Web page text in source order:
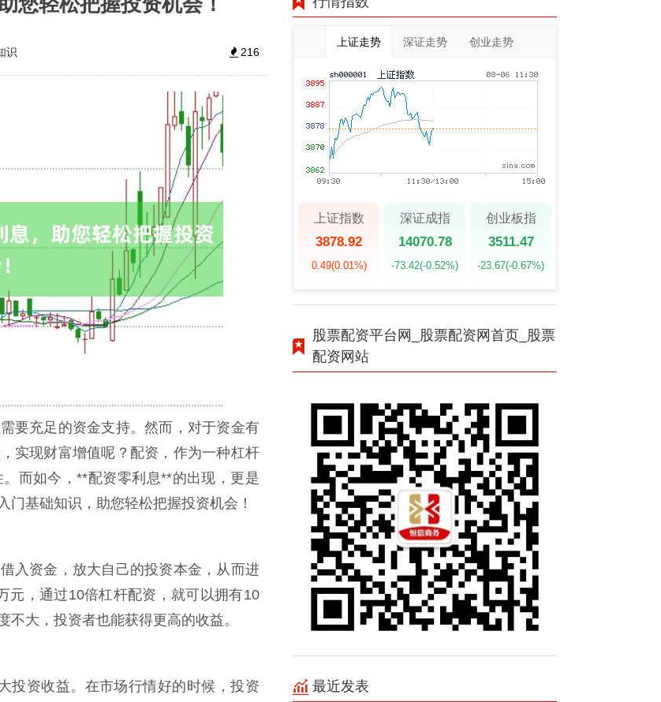
识 216
要充足的资金支持。然而，对于资金有
实现财富增值呢？配资，作为一种杠杆
而如今，**配资零利息**的出现，更是
基础知识，助您轻松把握投资机会！
入资金，放大自己的投资本金，从而进
元，通过10倍杠杆配资，就可以拥有10
大，投资者也能获得更高的收益。
投资收益。在市场行情好的时候，投资
上证走势 深证走势 创业走势
上证指数
3878.92
0.49(0.01%)
深证成指
14070.78
-73.42(-0.52%)
创业板指
3511.47
-23.67(-0.67%)
股票配资平台网_股票配资网首页_股票
配资网站
最近发表